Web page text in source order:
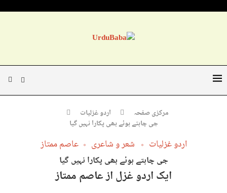
مرکزی صفحہ
اردو غزلیات
جی چاہتے ہوئے بھی پکارا نہیں گیا
اردو غزلیات شعر و شاعری عاصم ممتاز
جی چاہتے ہوئے بھی پکارا نہیں گیا
ایک اردو غزل از عاصم ممتاز